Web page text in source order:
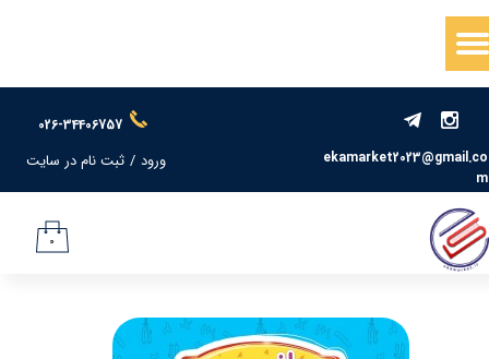
026-34406757
ekamarket2023@gmail.co
m
ورود / ثبت نام در سایت
حساب کاربری من
سفارشات
خروج از حساب کاربری
۰